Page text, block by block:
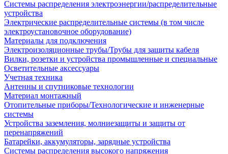
Системы распределения электроэнергии/распределительные
устройства
Электрические распределительные системы (в том числе
электроустановочное оборудование)
Материалы для подключения
Электроизоляционные трубы/Трубы для защиты кабеля
Вилки, розетки и устройства промышленные и специальные
Осветительные аксессуары
Учетная техника
Антенны и спутниковые технологии
Материал монтажный
Отопительные приборы/Технологические и инженерные
системы
Устройства заземления, молниезащиты и защиты от
перенапряжений
Батарейки, аккумуляторы, зарядные устройства
Системы распределения высокого напряжения